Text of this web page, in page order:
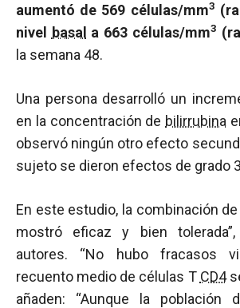
aumentó de 569 células/mm3
nivel
basal a 663 células/mm3
la semana 48.
Una persona desarrolló un
en la concentración de bilirrubina
observó ningún otro efecto
sujeto se dieron efectos de grado
En este estudio, la combinación de
mostró eficaz y bien
autores. “No hubo fracasos
recuento medio de células T CD4
añaden: “Aunque la población